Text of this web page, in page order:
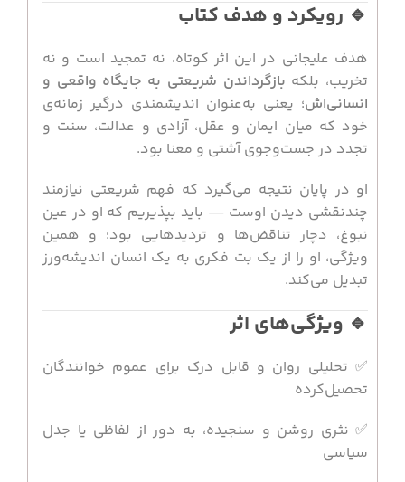
🔹 رویکرد و هدف کتاب
هدف علیجانی در این اثر کوتاه، نه تمجید است و نه
تخریب، بلکه بازگرداندن شریعتی به جایگاه واقعی و
انسانی‌اش؛ یعنی به‌عنوان اندیشمندی درگیر زمانه‌ی
خود که میان ایمان و عقل، آزادی و عدالت، سنت و
تجدد در جست‌وجوی آشتی و معنا بود.
او در پایان نتیجه می‌گیرد که فهم شریعتی نیازمند
چندنقشی دیدن اوست — باید بپذیریم که او در عین
نبوغ، دچار تناقض‌ها و تردیدهایی بود؛ و همین
ویژگی، او را از یک بت فکری به یک انسان اندیشه‌ورز
تبدیل می‌کند.
🔹 ویژگی‌های اثر
✅ تحلیلی روان و قابل درک برای عموم خوانندگان
تحصیل‌کرده
✅ نثری روشن و سنجیده، به دور از لفاظی یا جدل
سیاسی